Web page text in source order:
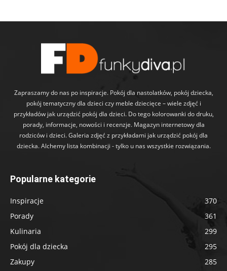
Zapraszamy do nas po inspiracje. Pokój dla nastolatków, pokój dziecka,
pokój tematyczny dla dzieci czy meble dziecięce – wiele zdjęć i
przykładów jak urządzić pokój dla dzieci. Do tego kolorowanki do druku,
porady, informacje, nowości i recenzje. Magazyn internetowy dla
rodziców i dzieci. Galeria zdjęć z przykładami jak urządzić pokój dla
dziecka. Alchemy lista kombinacji - tylko u nas wszystkie rozwiązania.
Popularne kategorie
Inspiracje
370
Porady
361
Kulinaria
299
Pokój dla dziecka
295
Zakupy
285